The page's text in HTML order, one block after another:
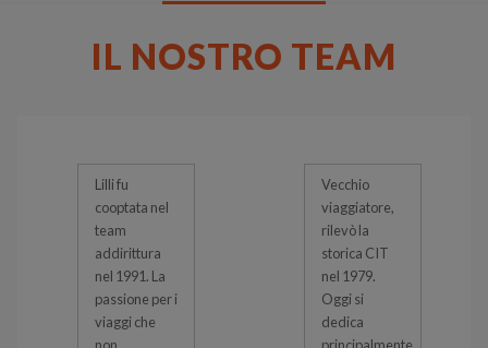
IL NOSTRO TEAM
Lilli fu
cooptata nel
team
addirittura
nel 1991. La
passione per i
viaggi che
Vecchio
viaggiatore,
rilevò la
storica CIT
nel 1979.
Oggi si
dedica